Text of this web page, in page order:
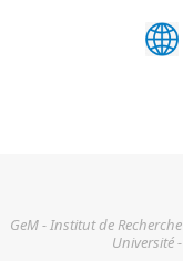
GeM - Institut de
Université